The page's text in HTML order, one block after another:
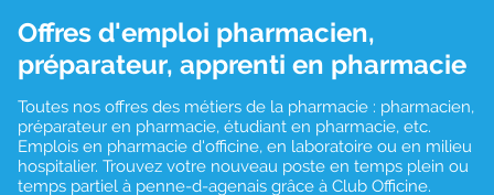
Offres d'emploi pharmacien,
préparateur, apprenti en pharmacie
Toutes nos offres des métiers de la pharmacie : pharmacien,
préparateur en pharmacie, étudiant en pharmacie, etc.
Emplois en pharmacie d'officine, en laboratoire ou en milieu
hospitalier. Trouvez votre nouveau poste en temps plein ou
temps partiel à penne-d-agenais grâce à Club Officine.